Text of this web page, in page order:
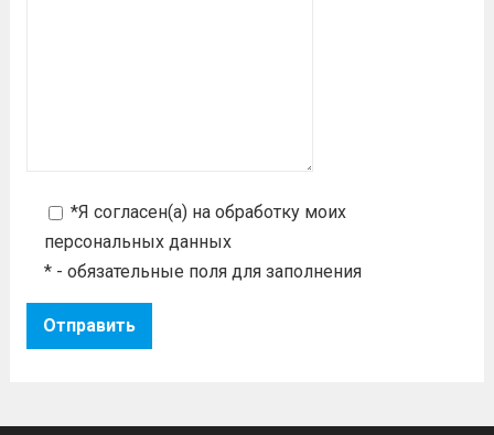
*Я согласен(а) на обработку моих
персональных данных
* - обязательные поля для заполнения